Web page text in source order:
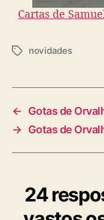
Cartas de
T
s
novidades
←
Gotas de
→ Gotas de
24